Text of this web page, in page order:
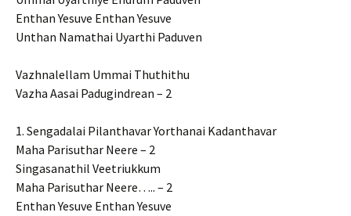
Enthan Yesuve Enthan Yesuve
Unthan Namathai Uyarthi Paduven
Vazhnalellam Ummai Thuthithu
Vazha Aasai Padugindrean – 2
1. Sengadalai Pilanthavar Yorthanai Kadanthavar
Maha Parisuthar Neere – 2
Singasanathil Veetriukkum
Maha Parisuthar Neere….. – 2
Enthan Yesuve Enthan Yesuve